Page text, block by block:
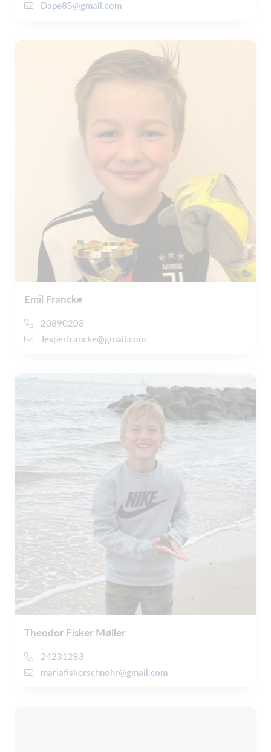
Dape85@gmail.com
Emil Francke
20890208
Jesperfrancke@gmail.com
Theodor Fisker Møller
24231283
mariafiskerschnohr@gmail.com